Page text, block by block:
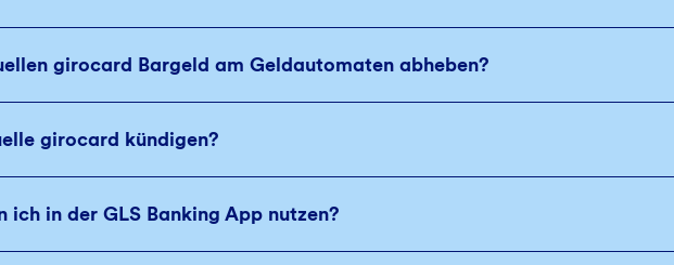
girocard Bargeld am Geldautomaten abheben?
girocard kündigen?
ich in der GLS Banking App nutzen?